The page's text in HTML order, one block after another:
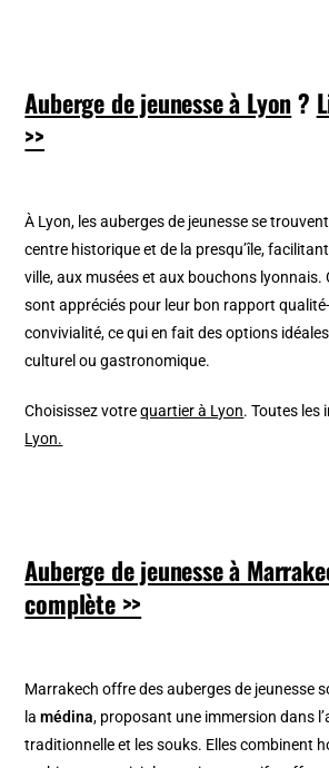
Auberge de jeunesse à Lyon?
>>
À Lyon, les auberges de jeunesse se
centre historique et de la presqu’île, facilitant
ville, aux musées et aux bouchons lyonnais.
sont appréciés pour leur bon rapport
convivialité, ce qui en fait des options
culturel ou gastronomique.
Choisissez votrequartier à Lyon. Toutes les
Lyon.
Auberge de jeunesse à
complète >>
Marrakech offre des auberges de jeunesse
lamédina, proposant une immersion dans
traditionnelle et les souks. Elles combinent